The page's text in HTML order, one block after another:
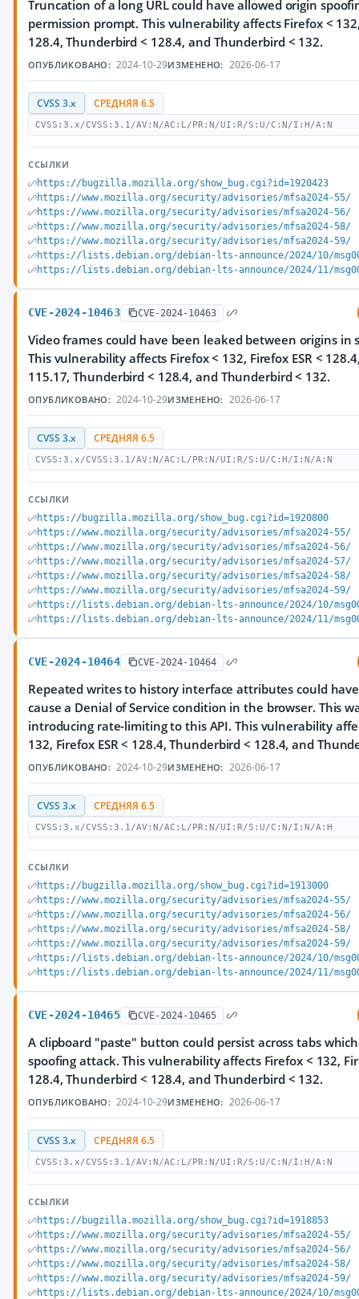
Truncation of a long URL could have allowed origin
permission prompt. This vulnerability affects Firefox < 132,
128.4, Thunderbird < 128.4, and Thunderbird < 132.
ОПУБЛИКОВАНО: 2024-10-29ИЗМЕНЕНО: 2026-06-17
CVSS 3.x СРЕДНЯЯ 6.5
CVSS:3.x/CVSS:3.1/AV:N/AC:L/PR:N/UI:R/S:U/C:N/I:H/A:N
ССЫЛКИ
https://bugzilla.mozilla.org/show_bug.cgi?id=1920423
https://www.mozilla.org/security/advisories/mfsa2024-55/
https://www.mozilla.org/security/advisories/mfsa2024-56/
https://www.mozilla.org/security/advisories/mfsa2024-58/
https://www.mozilla.org/security/advisories/mfsa2024-59/
https://lists.debian.org/debian-lts-announce/2024/10/
https://lists.debian.org/debian-lts-announce/2024/11/
CVE-2024-10463 CVE-2024-10463
Video frames could have been leaked between origins in
This vulnerability affects Firefox < 132, Firefox ESR <
115.17, Thunderbird < 128.4, and Thunderbird < 132.
ОПУБЛИКОВАНО: 2024-10-29ИЗМЕНЕНО: 2026-06-17
CVSS 3.x СРЕДНЯЯ 6.5
CVSS:3.x/CVSS:3.1/AV:N/AC:L/PR:N/UI:R/S:U/C:H/I:N/A:N
ССЫЛКИ
https://bugzilla.mozilla.org/show_bug.cgi?id=1920800
https://www.mozilla.org/security/advisories/mfsa2024-55/
https://www.mozilla.org/security/advisories/mfsa2024-56/
https://www.mozilla.org/security/advisories/mfsa2024-57/
https://www.mozilla.org/security/advisories/mfsa2024-58/
https://www.mozilla.org/security/advisories/mfsa2024-59/
https://lists.debian.org/debian-lts-announce/2024/10/
https://lists.debian.org/debian-lts-announce/2024/11/
CVE-2024-10464 CVE-2024-10464
Repeated writes to history interface attributes could
cause a Denial of Service condition in the browser. This
introducing rate-limiting to this API. This vulnerability
132, Firefox ESR < 128.4, Thunderbird < 128.4, and
ОПУБЛИКОВАНО: 2024-10-29ИЗМЕНЕНО: 2026-06-17
CVSS 3.x СРЕДНЯЯ 6.5
CVSS:3.x/CVSS:3.1/AV:N/AC:L/PR:N/UI:R/S:U/C:N/I:N/A:H
ССЫЛКИ
https://bugzilla.mozilla.org/show_bug.cgi?id=1913000
https://www.mozilla.org/security/advisories/mfsa2024-55/
https://www.mozilla.org/security/advisories/mfsa2024-56/
https://www.mozilla.org/security/advisories/mfsa2024-58/
https://www.mozilla.org/security/advisories/mfsa2024-59/
https://lists.debian.org/debian-lts-announce/2024/10/
https://lists.debian.org/debian-lts-announce/2024/11/
CVE-2024-10465 CVE-2024-10465
A clipboard "paste" button could persist across tabs
spoofing attack. This vulnerability affects Firefox < 132,
128.4, Thunderbird < 128.4, and Thunderbird < 132.
ОПУБЛИКОВАНО: 2024-10-29ИЗМЕНЕНО: 2026-06-17
CVSS 3.x СРЕДНЯЯ 6.5
CVSS:3.x/CVSS:3.1/AV:N/AC:L/PR:N/UI:R/S:U/C:N/I:H/A:N
ССЫЛКИ
https://bugzilla.mozilla.org/show_bug.cgi?id=1918853
https://www.mozilla.org/security/advisories/mfsa2024-55/
https://www.mozilla.org/security/advisories/mfsa2024-56/
https://www.mozilla.org/security/advisories/mfsa2024-58/
https://www.mozilla.org/security/advisories/mfsa2024-59/
https://lists.debian.org/debian-lts-announce/2024/10/